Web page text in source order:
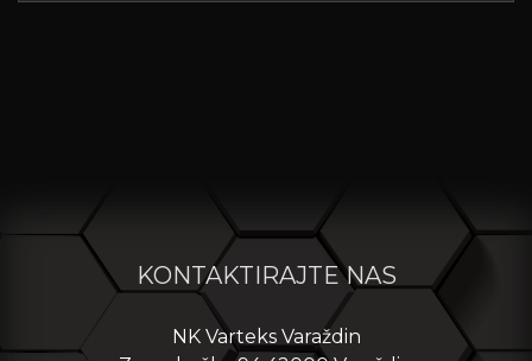
KONTAKTIRAJTE NAS
NK Varteks Varaždin